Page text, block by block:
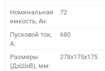
Номинальная
емкость, Ач:
72
Пусковой ток,
A:
680
Размеры
(ДхШхВ), мм:
278x175x175